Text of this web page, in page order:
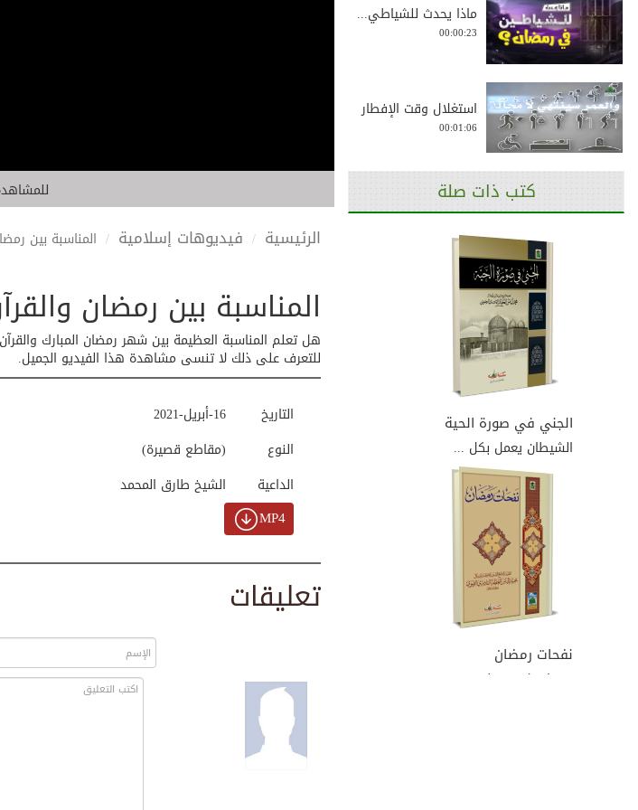
الرئيسية فيديوهات إسلامية المناسبة بين
المناسبة بين رمضان
هل تعلم المناسبة العظيمة بين شهر رمضان المبارك
للتعرف على ذلك لا تنسى مشاهدة هذا الفيديو الجميل.
16-أبريل-2021
التاريخ
(مقاطع قصيرة)
النوع
الشيخ طارق المحمد
الداعية
MP4
تعليقات
ماذا يحدث للشياطي...
00:00:23
استغلال وقت الإفطار
00:01:06
الفضائل العشر لشه...
00:04:51
فضائل رمضان
أخلاق رمضانية : ك...
التهاني والتبريكا...
كتب ذات صلة
الجني في صورة الحية
الشيطان يعمل بكل ...
نفحات رمضان
رمضان شهر عظيم نع...